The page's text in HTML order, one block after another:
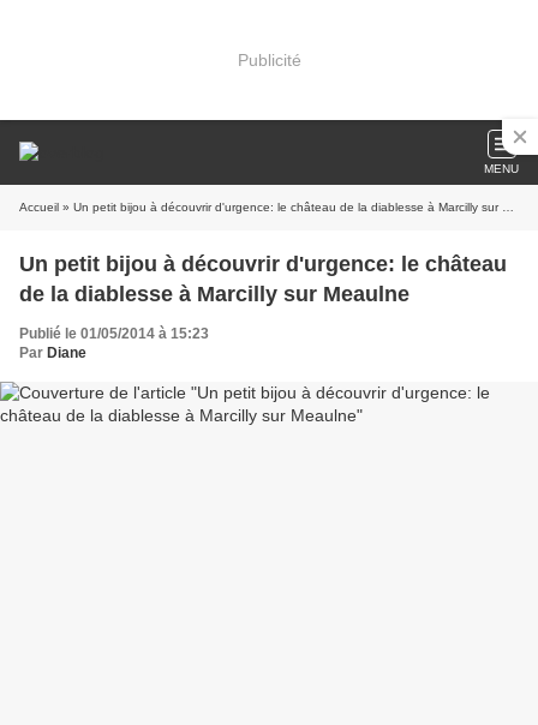
Publicité
MENU
Accueil » Un petit bijou à découvrir d'urgence: le château de la diablesse à Marcilly sur Meaulne
Un petit bijou à découvrir d'urgence: le château
de la diablesse à Marcilly sur Meaulne
Publié le 01/05/2014 à 15:23
Par Diane